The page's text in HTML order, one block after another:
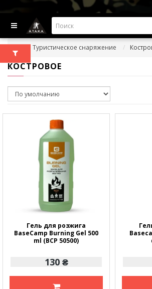
ВЫГОДНЫЕ ПРЕДЛОЖЕНИЯ — СКИДКИ ДО
Туристическое снаряжение
КОСТРОВОЕ
Гель для розжига
BaseCamp Burning Gel 500
ml (BCP 50500)
130 ₴